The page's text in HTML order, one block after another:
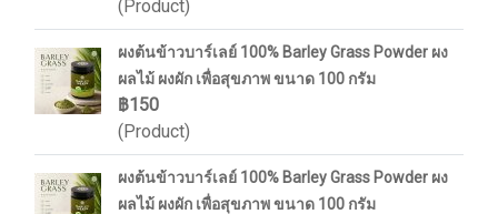
(Product)
ผงต้นข้าวบาร์เลย์ 100% Barley Grass Powder ผง
ผลไม้ ผงผัก เพื่อสุขภาพ ขนาด 100 กรัม
฿150
(Product)
ผงต้นข้าวบาร์เลย์ 100% Barley Grass Powder ผง
ผลไม้ ผงผัก เพื่อสุขภาพ ขนาด 100 กรัม